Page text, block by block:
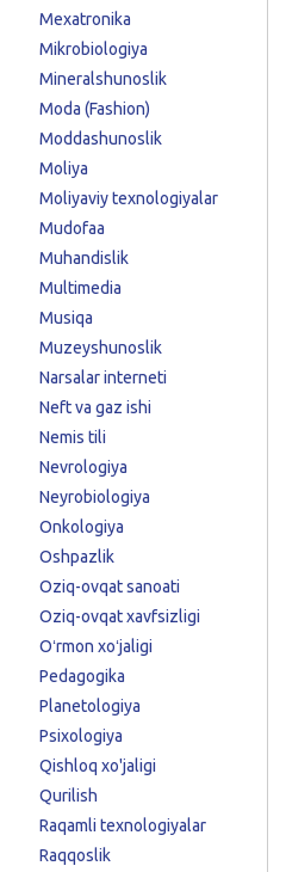
Mexatronika
Mikrobiologiya
Mineralshunoslik
Moda (Fashion)
Moddashunoslik
Moliya
Moliyaviy texnologiyalar
Mudofaa
Muhandislik
Multimedia
Musiqa
Muzeyshunoslik
Narsalar interneti
Neft va gaz ishi
Nemis tili
Nevrologiya
Neyrobiologiya
Onkologiya
Oshpazlik
Oziq-ovqat sanoati
Oziq-ovqat xavfsizligi
Oʻrmon xoʻjaligi
Pedagogika
Planetologiya
Psixologiya
Qishloq xo'jaligi
Qurilish
Raqamli texnologiyalar
Raqqoslik